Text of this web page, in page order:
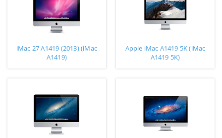
iMac 27 A1419 (2013) (iMac
A1419)
Apple iMac A1419 5K (iMac
A1419 5K)